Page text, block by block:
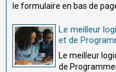
le formulaire en bas de
Le meilleur
et de
Le meilleur
de